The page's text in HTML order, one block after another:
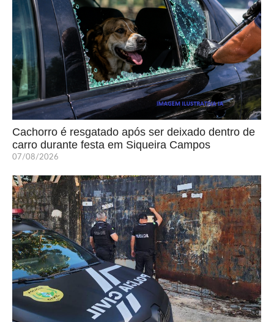
Cachorro é resgatado após ser deixado dentro de
carro durante festa em Siqueira Campos
07/08/2026